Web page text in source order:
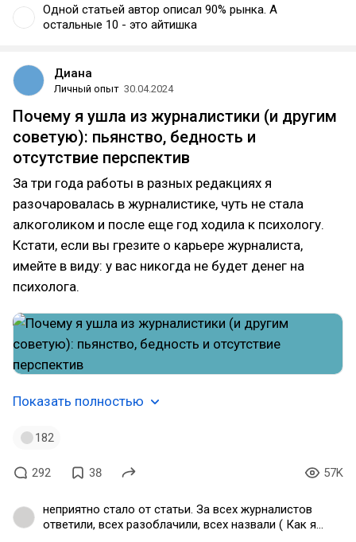
Одной статьей автор описал 90% рынка. А
остальные 10 - это айтишка
Диана
Личный опыт 30.04.2024
Почему я ушла из журналистики (и другим
советую): пьянство, бедность и
отсутствие перспектив
За три года работы в разных редакциях я
разочаровалась в журналистике, чуть не стала
алкоголиком и после еще год ходила к психологу.
Кстати, если вы грезите о карьере журналиста,
имейте в виду: у вас никогда не будет денег на
психолога.
Показать полностью
182
292 38 57K
неприятно стало от статьи. За всех журналистов
ответили, всех разоблачили, всех назвали ( Как я